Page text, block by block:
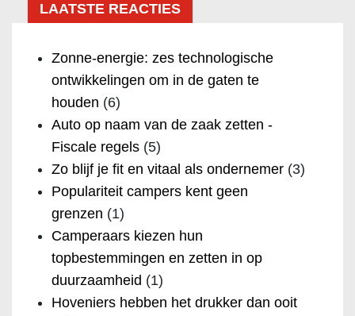
LAATSTE REACTIES
Zonne-energie: zes technologische
ontwikkelingen om in de gaten te
houden (6)
Auto op naam van de zaak zetten -
Fiscale regels (5)
Zo blijf je fit en vitaal als ondernemer (3)
Populariteit campers kent geen
grenzen (1)
Camperaars kiezen hun
topbestemmingen en zetten in op
duurzaamheid (1)
Hoveniers hebben het drukker dan ooit